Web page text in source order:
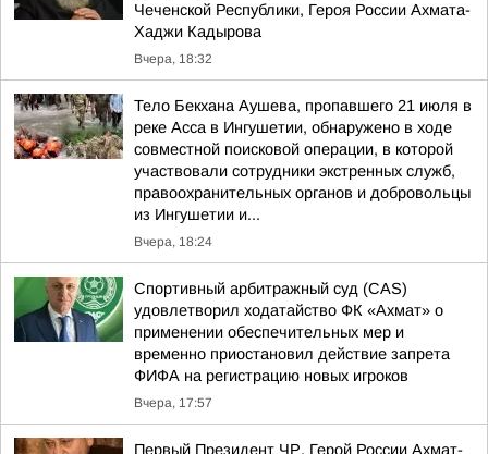
Чеченской Республики, Героя России Ахмата-
Хаджи Кадырова
Вчера, 18:32
Тело Бекхана Аушева, пропавшего 21 июля в
реке Асса в Ингушетии, обнаружено в ходе
совместной поисковой операции, в которой
участвовали сотрудники экстренных служб,
правоохранительных органов и добровольцы
из Ингушетии и...
Вчера, 18:24
Спортивный арбитражный суд (CAS)
удовлетворил ходатайство ФК «Ахмат» о
применении обеспечительных мер и
временно приостановил действие запрета
ФИФА на регистрацию новых игроков
Вчера, 17:57
Первый Президент ЧР, Герой России Ахмат-